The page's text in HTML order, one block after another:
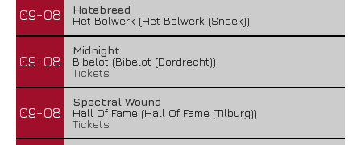
09-08
Hatebreed
Het Bolwerk (Het Bolwerk (Sneek))
09-08
Midnight
Bibelot (Bibelot (Dordrecht))
Tickets
09-08
Spectral Wound
Hall Of Fame (Hall Of Fame (Tilburg))
Tickets